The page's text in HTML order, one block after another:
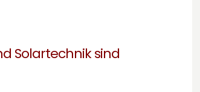
Solartechnik sind